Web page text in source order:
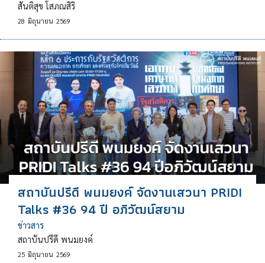
สันติสุข โสภณสิริ
28 มิถุนายน 2569
สถาบันปรีดี พนมยงค์ จัดงานเสวนา PRIDI
Talks #36 94 ปี อภิวัฒน์สยาม
ข่าวสาร
สถาบันปรีดี พนมยงค์
25 มิถุนายน 2569